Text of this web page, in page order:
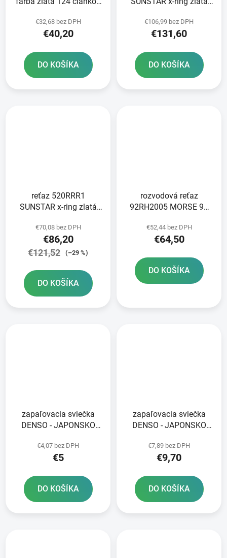
spojky CLIP
€32,68 bez DPH
€40,20
DO KOŠÍKA
€106,99 bez DPH
€131,60
DO KOŠÍKA
reťaz 520RRR1
SUNSTAR x-ring zlatá
€70,08 bez DPH
€86,20
€121,52 (–29 %)
DO KOŠÍKA
rozvodová reťaz
92RH2005 MORSE 96
€52,44 bez DPH
€64,50
DO KOŠÍKA
zapaľovacia sviečka
DENSO - JAPONSKO
STANDARD
€4,07 bez DPH
€5
DO KOŠÍKA
zapaľovacia sviečka
DENSO - JAPONSKO
STANDARD
€7,89 bez DPH
€9,70
DO KOŠÍKA